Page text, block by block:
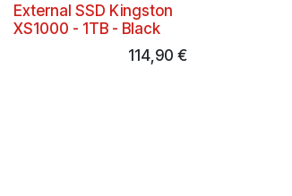
External SSD Kingston
XS1000 - 1TB - Black
114,90 €